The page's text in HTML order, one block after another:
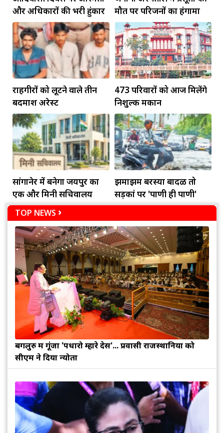
और अधिकारों की भरी हुंकार
मौत पर परिजनों का हंगामा
राहगीरों को लूटने वाले तीन
बदमाश अरेस्ट
473 परिवारों को आज मिलेंगे
निशुल्क मकान
सांगानेर में बनेगा जयपुर का
एक और मिनी सचिवालय
झमाझम बरस्या बादळ तो
सड़कां पर 'पाणी ही पाणी'
TOP NEWS
बेंगलुरु में गूंजा 'पधारो म्हारे देस'... प्रवासी राजस्थानियों को
सीएम ने दिया न्योता